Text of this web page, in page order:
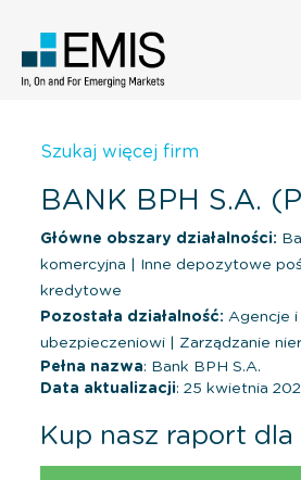
Szukaj więcej firm
BANK BPH S.A.
Główne obszary działalności:
komercyjna
Inne depozytowe
kredytowe
Pozostała działalność: Agencje
ubezpieczeniowi
Zarządzanie
Pełna nazwa: Bank BPH S.A.
Data aktualizacji: 25 kwietnia
Kup nasz raport dla